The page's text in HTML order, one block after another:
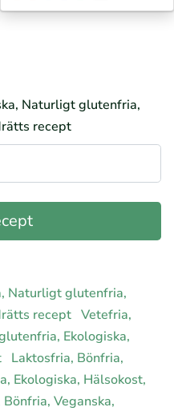
Naturligt glutenfria,
recept
Naturligt glutenfria,
recept Vetefria,
Ekologiska,
Laktosfria, Bönfria,
Ekologiska, Hälsokost,
Veganska,